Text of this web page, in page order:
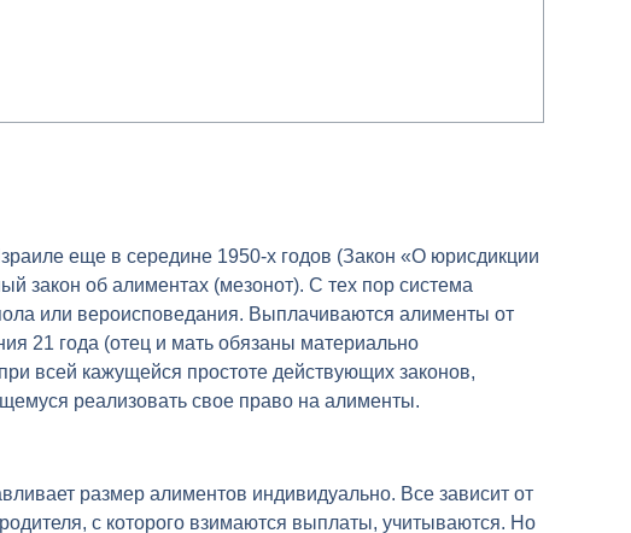
еще в середине 1950-х годов (Закон «О юрисдикции
закон об алиментах (мезонот). С тех пор система
или вероисповедания. Выплачиваются алименты от
21 года (отец и мать обязаны материально
всей кажущейся простоте действующих законов,
реализовать свое право на алименты.
размер алиментов индивидуально. Все зависит от
с которого взимаются выплаты, учитываются. Но